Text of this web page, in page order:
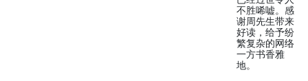
不胜唏嘘。感
谢周先生带来
好读，给予纷
繁复杂的网络
一方书香雅
地。